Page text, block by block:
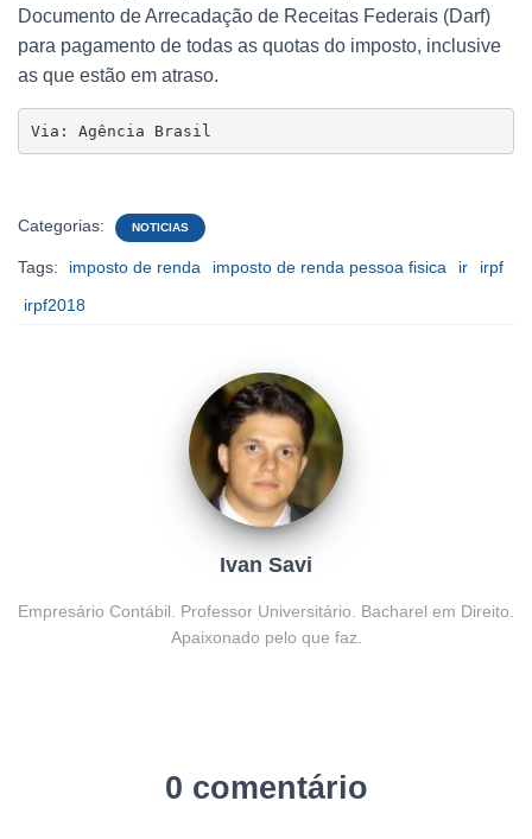
Documento de Arrecadação de Receitas Federais (Darf)
para pagamento de todas as quotas do imposto, inclusive
as que estão em atraso.
Via: Agência Brasil
Categorias: NOTICIAS
Tags: imposto de renda imposto de renda pessoa fisica ir
irpf
irpf2018
Ivan Savi
Empresário Contábil. Professor Universitário. Bacharel em Direito.
Apaixonado pelo que faz.
0 comentário